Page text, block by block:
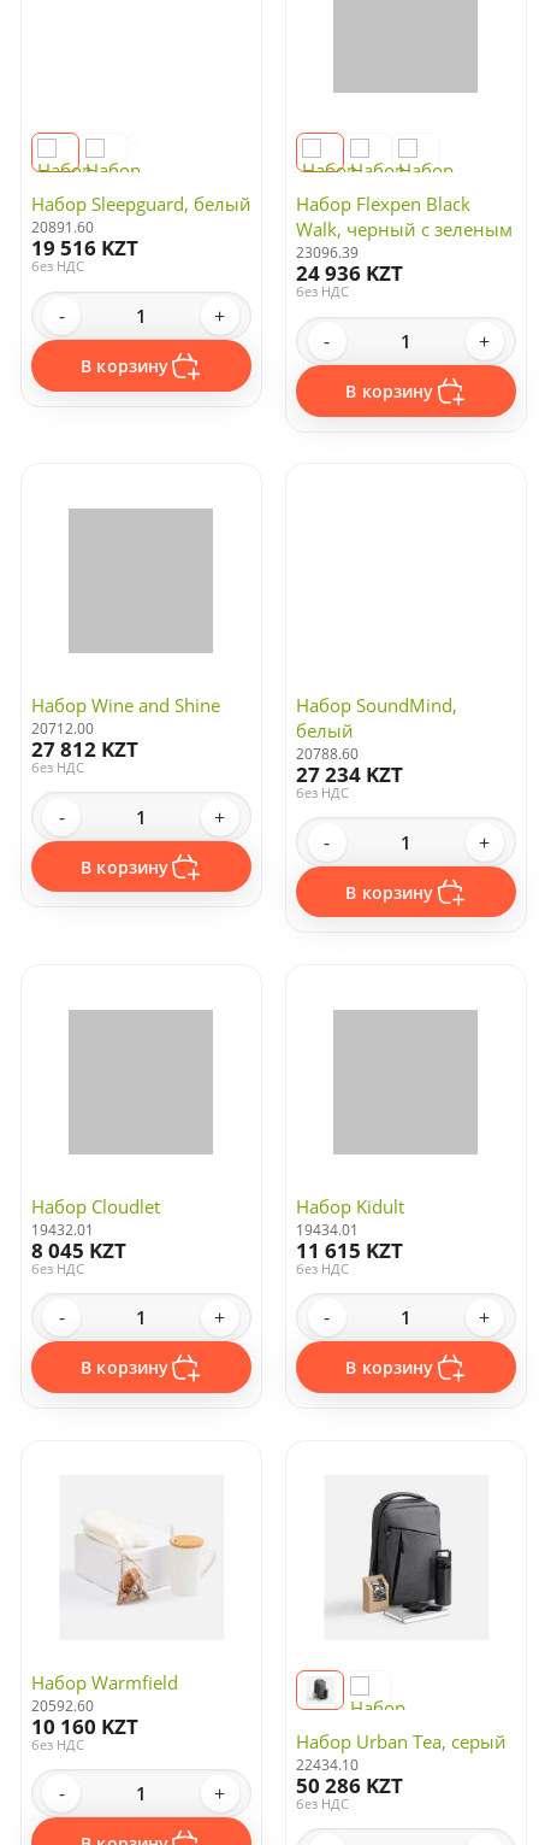
Набор Sleepguard, белый
20891.60
19 516 KZT
без НДС
- +
В корзину
Набор Flexpen Black
Walk, черный с зеленым
23096.39
24 936 KZT
без НДС
- +
В корзину
Набор Wine and Shine
20712.00
27 812 KZT
без НДС
- +
В корзину
Набор SoundMind,
белый
20788.60
27 234 KZT
без НДС
- +
В корзину
Набор Cloudlet
19432.01
8 045 KZT
без НДС
- +
В корзину
Набор Kidult
19434.01
11 615 KZT
без НДС
- +
В корзину
Набор Warmfield
20592.60
10 160 KZT
без НДС
- +
Набор Urban Tea, серый
22434.10
50 286 KZT
без НДС